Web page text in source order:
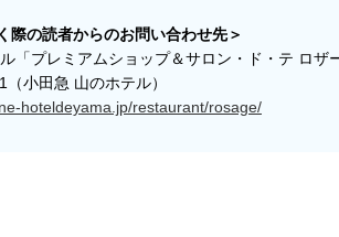
際の読者からのお問い合わせ先＞
「プレミアムショップ＆サロン・ド・テ ロザ
小田急 山のホテル）
hoteldeyama.jp/restaurant/rosage/